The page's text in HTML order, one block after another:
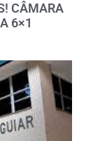
CÂMARA
6×1